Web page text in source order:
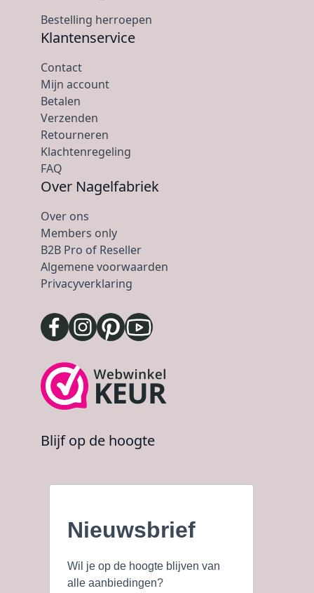
Bestelling herroepen
Klantenservice
Contact
Mijn account
Betalen
Verzenden
Retourneren
Klachtenregeling
FAQ
Over Nagelfabriek
Over ons
Members only
B2B Pro of Reseller
Algemene voorwaarden
Privacyverklaring
Blijf op de hoogte
Nieuwsbrief
Wil je op de hoogte blijven van
alle aanbiedingen?